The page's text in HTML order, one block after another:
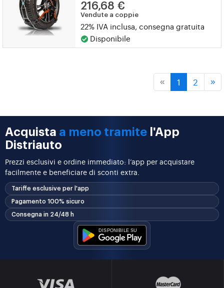
216,68 €
Vendute a coppie
22% IVA inclusa, consegna gratuita
Disponibile
« 1 2 »
Acquista a meno tramite l'App
Distriauto
Prezzi esclusivi e ordine immediato: l’app per acquistare
facilmente e beneficiare di sconti extra.
Tariffe esclusive per l'app
Pagamento 100% sicuro
Consegna in 24/48 h